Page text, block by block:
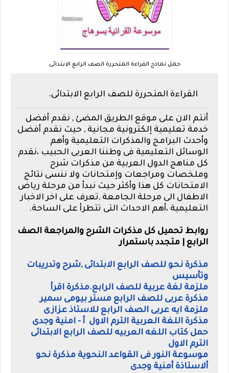
حمل نماذج القراءة المتحررة الصف الرابع الابتدائى
القراءة المتحررة للصف الرابع الابتدائى.
أنتم الان على موقع الطريق المضئ , نقدم أفضل
خدمة تعليمية إلكترونية مجانية , حيث نقدم أفضل
وأحدث البرامج والمذكرات التعليمية وأهم
الوسائل التعليمية فى وطننا العربى الحبيب ،نقدم
كل مناهج الدول العربية من مذكرات شرح
وملخصات ومراجعات وإمتحانات ولا ننسى نتائج
الامتحانات كل هذا وأكثر حيث نبدأ من مرحلة رياض
الاطفال الى مرحلة الجامعة ,تعرف على اخر الاخبار
التعليمية ،أهم الاحداث التى تتطرأ على الساحة.
روابط تحميل كل مذكرات الشرح والمراجعة الصف
الرابع | متجدد باستمرار
مذكرة نحو للصف الرابع الابتدائى ,شرح وتدريبات
وتأسيس
ملزمة لغة عربية للصف الرابع.مذكرة اقرأ
مذكرة عربى للصف الرابع مستر بيومى سمير
ملزمة ايه عربى الصف الرابع للاستاذ عزازى
مذكرة اللغة العربية الترم الاول أ - امنية وجدى
حمل كتاب اللغه العربيه للصف الرابع الابتدائى
الترم الاول
موسوعة النور فى القواعد النحوية مذكرة نحو
ألاستاذة أمنية وجدى